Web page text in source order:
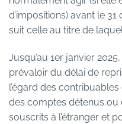
d’impositions) avant le
suit celle au titre de
Jusqu’au 1er janvier
prévaloir du délai de
l’égard des
des comptes détenus ou
souscrits à l’étranger et